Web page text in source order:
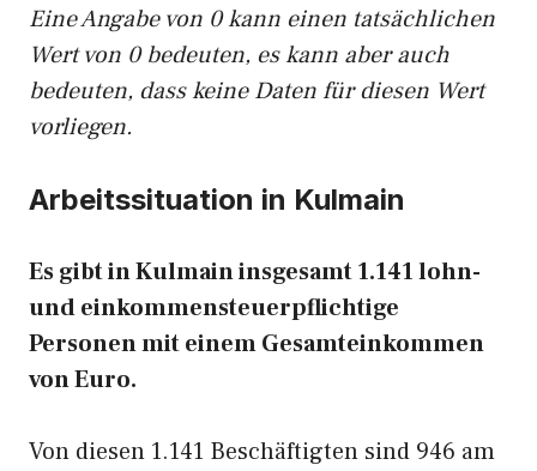
Eine Angabe von 0 kann einen tatsächlichen
Wert von 0 bedeuten, es kann aber auch
bedeuten, dass keine Daten für diesen Wert
vorliegen.
Arbeitssituation in Kulmain
Es gibt in Kulmain insgesamt 1.141 lohn-
und einkommensteuerpflichtige
Personen mit einem Gesamteinkommen
von Euro.
Von diesen 1.141 Beschäftigten sind 946 am